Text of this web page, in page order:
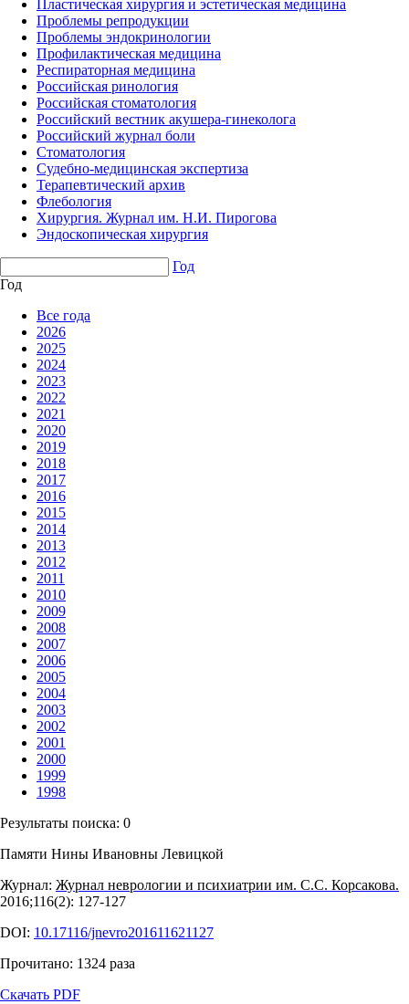
Пластическая хирургия и эстетическая медицина
Проблемы репродукции
Проблемы эндокринологии
Профилактическая медицина
Респираторная медицина
Российская ринология
Российская стоматология
Российский вестник акушера-гинеколога
Российский журнал боли
Стоматология
Судебно-медицинская экспертиза
Терапевтический архив
Флебология
Хирургия. Журнал им. Н.И. Пирогова
Эндоскопическая хирургия
Год
Год
Все года
2026
2025
2024
2023
2022
2021
2020
2019
2018
2017
2016
2015
2014
2013
2012
2011
2010
2009
2008
2007
2006
2005
2004
2003
2002
2001
2000
1999
1998
Результаты поиска: 0
Памяти Нины Ивановны Левицкой
Журнал: Журнал неврологии и психиатрии им. С.С. Корсакова.
2016;116(2): 127‑127
DOI: 10.17116/jnevro201611621127
Прочитано: 1324 раза
Скачать PDF